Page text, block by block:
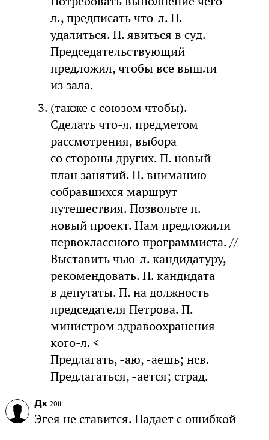
л., предписать что-л. П.
удалиться. П. явиться в суд.
Председательствующий
предложил, чтобы все вышли
из зала.
(также с союзом чтобы).
Сделать что-л. предметом
рассмотрения, выбора
со стороны других. П. новый
план занятий. П. вниманию
собравшихся маршрут
путешествия. Позвольте п.
новый проект. Нам предложили
первоклассного программиста. //
Выставить чью-л. кандидатуру,
рекомендовать. П. кандидата
в депутаты. П. на должность
председателя Петрова. П.
министром здравоохранения
кого-л. <
Предлагать, -аю, -аешь; нсв.
Предлагаться, -ается; страд.
Дк 2011
Эгея не ставится. Падает с ошибкой